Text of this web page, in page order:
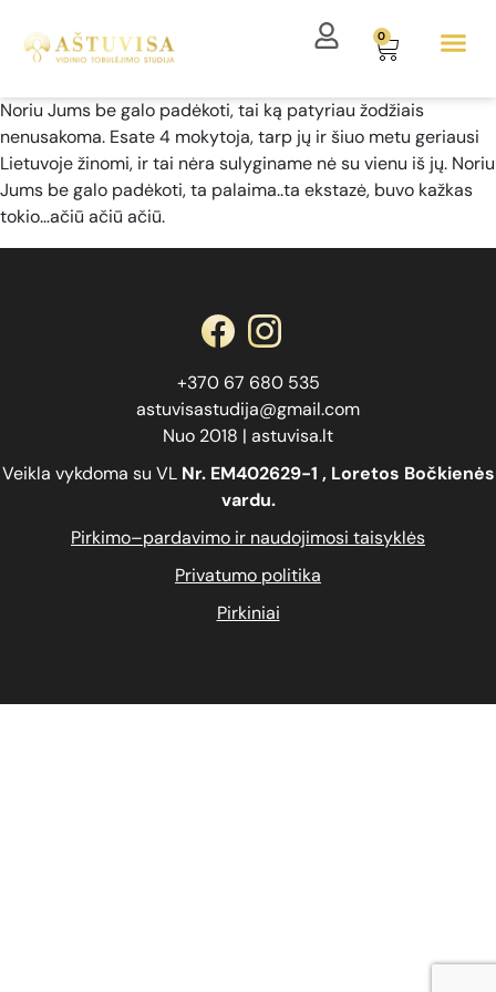
0
Noriu Jums be galo padėkoti, tai ką patyriau žodžiais
nenusakoma. Esate 4 mokytoja, tarp jų ir šiuo metu geriausi
Lietuvoje žinomi, ir tai nėra sulyginame nė su vienu iš jų. Noriu
Jums be galo padėkoti, ta palaima..ta ekstazė, buvo kažkas
tokio…ačiū ačiū ačiū.
+370 67 680 535
astuvisastudija@gmail.com
Nuo 2018 | astuvisa.lt
Veikla vykdoma su VL Nr.EM402629-1 , Loretos Bočkienės
vardu.
Pirkimo–pardavimo ir naudojimosi taisyklės
Privatumo politika
Pirkiniai